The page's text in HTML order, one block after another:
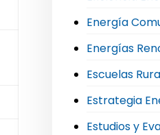
Energía
Energías
Escuelas
Estrategia
Estudios y